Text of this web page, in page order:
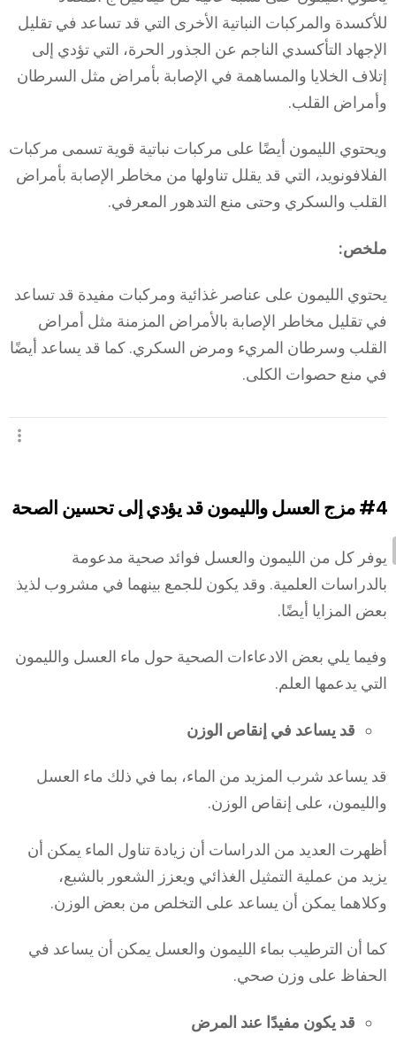
للأكسدة والمركبات النباتية الأخرى التي قد تساعد في تقليل
الإجهاد التأكسدي الناجم عن الجذور الحرة، التي تؤدي إلى
إتلاف الخلايا والمساهمة في الإصابة بأمراض مثل السرطان
وأمراض القلب.
ويحتوي الليمون أيضًا على مركبات نباتية قوية تسمى مركبات
الفلافونويد، التي قد يقلل تناولها من مخاطر الإصابة بأمراض
القلب والسكري وحتى منع التدهور المعرفي.
ملخص:
يحتوي الليمون على عناصر غذائية ومركبات مفيدة قد تساعد
في تقليل مخاطر الإصابة بالأمراض المزمنة مثل أمراض
القلب وسرطان المريء ومرض السكري. كما قد يساعد أيضًا
في منع حصوات الكلى.
#4مزج العسل والليمون قد يؤدي إلى تحسين الصحة
يوفر كل من الليمون والعسل فوائد صحية مدعومة
بالدراسات العلمية. وقد يكون للجمع بينهما في مشروب لذيذ
بعض المزايا أيضًا.
وفيما يلي بعض الادعاءات الصحية حول ماء العسل والليمون
التي يدعمها العلم.
قد يساعد في إنقاص الوزن
قد يساعد شرب المزيد من الماء، بما في ذلك ماء العسل
والليمون، على إنقاص الوزن.
أظهرت العديد من الدراسات أن زيادة تناول الماء يمكن أن
يزيد من عملية التمثيل الغذائي ويعزز الشعور بالشبع،
وكلاهما يمكن أن يساعد على التخلص من بعض الوزن.
كما أن الترطيب بماء الليمون والعسل يمكن أن يساعد في
الحفاظ على وزن صحي.
قد يكون مفيدًا عند المرض